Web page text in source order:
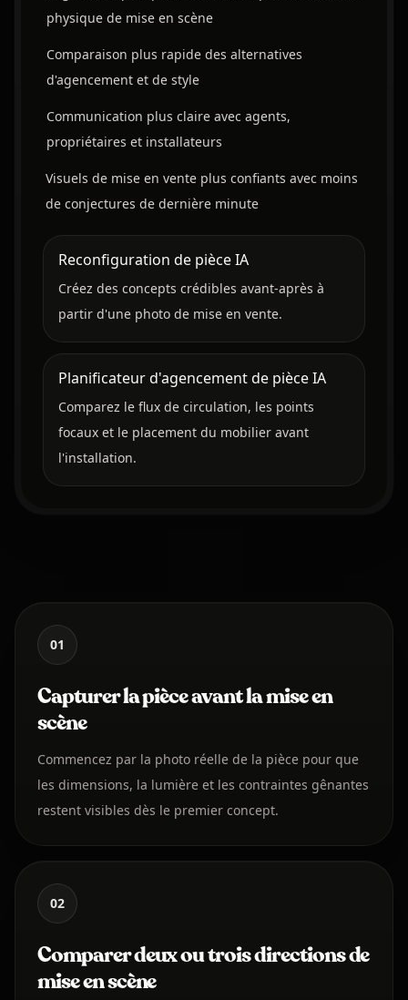
physique de mise en scène
Comparaison plus rapide des alternatives
d'agencement et de style
Communication plus claire avec agents,
propriétaires et installateurs
Visuels de mise en vente plus confiants avec moins
de conjectures de dernière minute
Reconfiguration de pièce IA
Créez des concepts crédibles avant-après à
partir d'une photo de mise en vente.
Planificateur d'agencement de pièce IA
Comparez le flux de circulation, les points
focaux et le placement du mobilier avant
l'installation.
01
Capturer la pièce avant la mise en
scène
Commencez par la photo réelle de la pièce pour que
les dimensions, la lumière et les contraintes gênantes
restent visibles dès le premier concept.
02
Comparer deux ou trois directions de
mise en scène